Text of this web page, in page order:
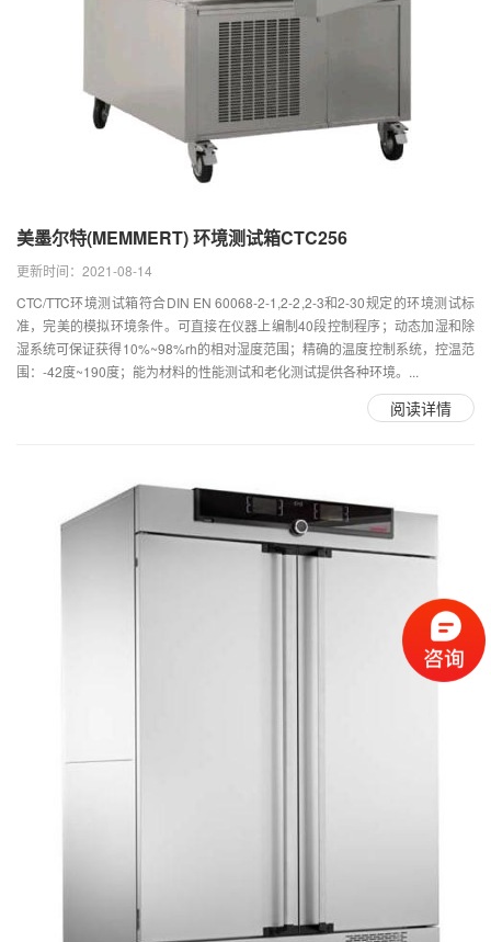
美墨尔特(MEMMERT) 环境测试箱CTC256
更新时间：2021-08-14
CTC/TTC环境测试箱符合DIN EN 60068-2-1,2-2,2-3和2-30规定的环境测试标
准，完美的模拟环境条件。可直接在仪器上编制40段控制程序；动态加湿和除
湿系统可保证获得10%~98%rh的相对湿度范围；精确的温度控制系统，控温范
围：-42度~190度；能为材料的性能测试和老化测试提供各种环境。...
阅读详情